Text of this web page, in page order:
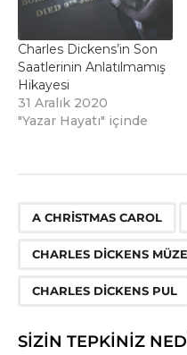
Charles Dickens’in Son
Saatlerinin Anlatılmamış
Hikayesi
31 Aralık 2020
"Yazar Hayatı" içinde
A CHRISTMAS CAROL
CHARLES DICKENS
CHARLES DICKENS PUL
SIZIN TEPKINIZ